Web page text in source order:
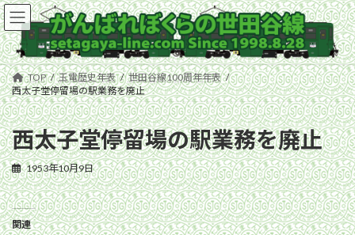
コ
ン
テ
ン
ツ
へ
ス
キ
ッ
プ
ナ
ビ
ゲ
ー
シ
ョ
ン
に
移
動
TOP 玉電歴史年表
世田谷線100周年年表
西太子堂停留場の駅業務を廃止
西太子堂停留場の駅業務を廃止
1953年10月9日
関連